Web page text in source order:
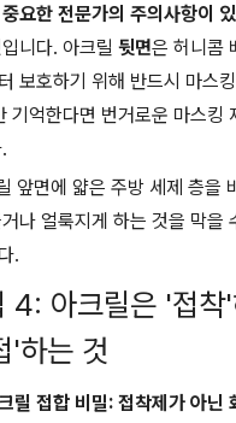
요한 전문가의 주의사항이
니다. 아크릴 뒷면은 허니콤
보호하기 위해 반드시 마스
기억한다면 번거로운 마스킹
앞면에 얇은 주방 세제 층을
나 얼룩지게 하는 것을 막을
.
4: 아크릴은 '접착
'하는 것
릴 접합 비밀: 접착제가 아닌